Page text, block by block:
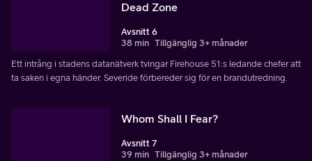
Dead Zone
Avsnitt 6
38 min Tillgänglig 3+ månader
Ett intrång i stadens datanätverk tvingar Firehouse 51:s ledande chefer att
ta saken i egna händer. Severide förbereder sig för en brandutredning.
Whom Shall I Fear?
Avsnitt 7
39 min Tillgänglig 3+ månader